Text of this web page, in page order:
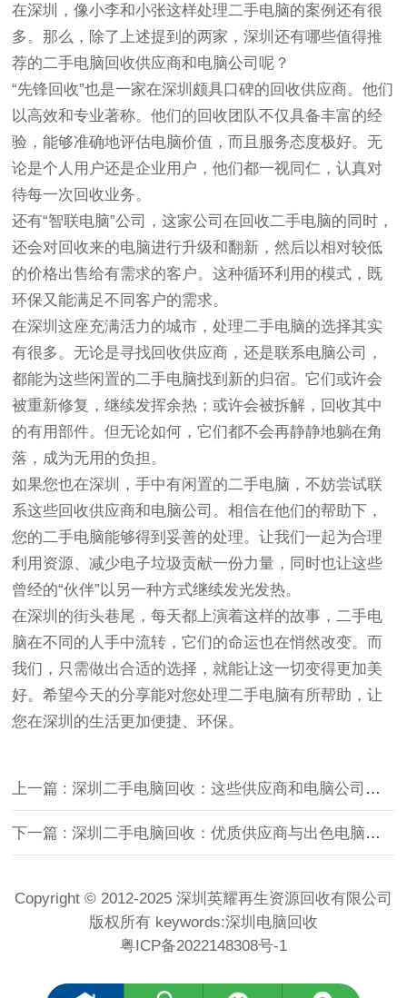
在深圳，像小李和小张这样处理二手电脑的案例还有很
多。那么，除了上述提到的两家，深圳还有哪些值得推
荐的二手电脑回收供应商和电脑公司呢？
“先锋回收”也是一家在深圳颇具口碑的回收供应商。他们
以高效和专业著称。他们的回收团队不仅具备丰富的经
验，能够准确地评估电脑价值，而且服务态度极好。无
论是个人用户还是企业用户，他们都一视同仁，认真对
待每一次回收业务。
还有“智联电脑”公司，这家公司在回收二手电脑的同时，
还会对回收来的电脑进行升级和翻新，然后以相对较低
的价格出售给有需求的客户。这种循环利用的模式，既
环保又能满足不同客户的需求。
在深圳这座充满活力的城市，处理二手电脑的选择其实
有很多。无论是寻找回收供应商，还是联系电脑公司，
都能为这些闲置的二手电脑找到新的归宿。它们或许会
被重新修复，继续发挥余热；或许会被拆解，回收其中
的有用部件。但无论如何，它们都不会再静静地躺在角
落，成为无用的负担。
如果您也在深圳，手中有闲置的二手电脑，不妨尝试联
系这些回收供应商和电脑公司。相信在他们的帮助下，
您的二手电脑能够得到妥善的处理。让我们一起为合理
利用资源、减少电子垃圾贡献一份力量，同时也让这些
曾经的“伙伴”以另一种方式继续发光发热。
在深圳的街头巷尾，每天都上演着这样的故事，二手电
脑在不同的人手中流转，它们的命运也在悄然改变。而
我们，只需做出合适的选择，就能让这一切变得更加美
好。希望今天的分享能对您处理二手电脑有所帮助，让
您在深圳的生活更加便捷、环保。
上一篇 : 深圳二手电脑回收：这些供应商和电脑公司超专业
下一篇 : 深圳二手电脑回收：优质供应商与出色电脑公司推荐
Copyright © 2012-2025 深圳英耀再生资源回收有限公司
版权所有 keywords:深圳电脑回收
粤ICP备2022148308号-1